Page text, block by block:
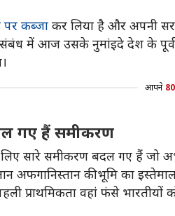
पर कब्जा कर लिया है और अपनी
में आज उसके नुमांइदे देश के पूर्व
आपने
गए हैं समीकरण
सारे समीकरण बदल गए हैं जो
अफगानिस्तान की भूमि का
प्राथमिकता वहां फंसे भारतीयों